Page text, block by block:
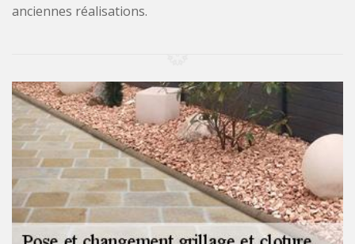
anciennes réalisations.